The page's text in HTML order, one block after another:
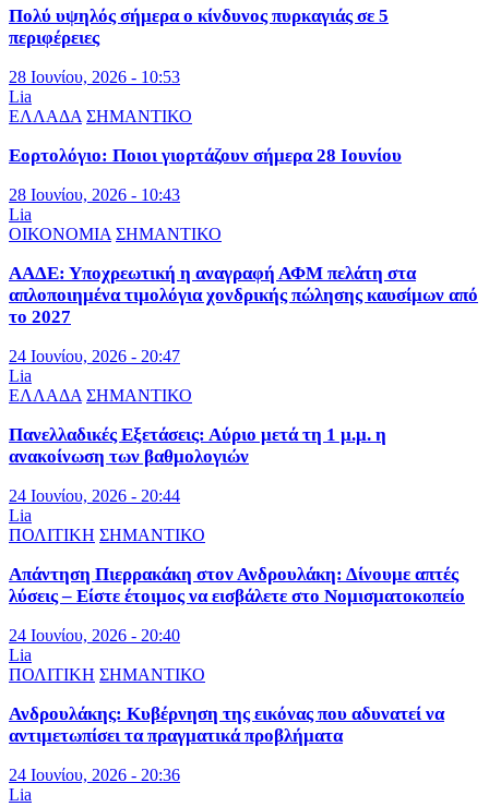
Πολύ υψηλός σήμερα ο κίνδυνος πυρκαγιάς σε 5
περιφέρειες
28 Ιουνίου, 2026 - 10:53
Lia
ΕΛΛΑΔΑ ΣΗΜΑΝΤΙΚΟ
Εορτολόγιο: Ποιοι γιορτάζουν σήμερα 28 Ιουνίου
28 Ιουνίου, 2026 - 10:43
Lia
ΟΙΚΟΝΟΜΙΑ ΣΗΜΑΝΤΙΚΟ
ΑΑΔΕ: Υποχρεωτική η αναγραφή ΑΦΜ πελάτη στα
απλοποιημένα τιμολόγια χονδρικής πώλησης καυσίμων από
το 2027
24 Ιουνίου, 2026 - 20:47
Lia
ΕΛΛΑΔΑ ΣΗΜΑΝΤΙΚΟ
Πανελλαδικές Εξετάσεις: Αύριο μετά τη 1 μ.μ. η
ανακοίνωση των βαθμολογιών
24 Ιουνίου, 2026 - 20:44
Lia
ΠΟΛΙΤΙΚΗ ΣΗΜΑΝΤΙΚΟ
Απάντηση Πιερρακάκη στον Ανδρουλάκη: Δίνουμε απτές
λύσεις – Είστε έτοιμος να εισβάλετε στο Νομισματοκοπείο
24 Ιουνίου, 2026 - 20:40
Lia
ΠΟΛΙΤΙΚΗ ΣΗΜΑΝΤΙΚΟ
Ανδρουλάκης: Κυβέρνηση της εικόνας που αδυνατεί να
αντιμετωπίσει τα πραγματικά προβλήματα
24 Ιουνίου, 2026 - 20:36
Lia